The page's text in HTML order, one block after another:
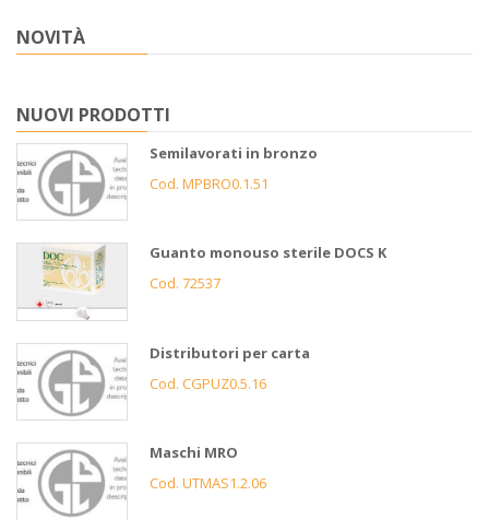
NOVITÀ
NUOVI PRODOTTI
Semilavorati in bronzo
Cod. MPBRO0.1.51
Guanto monouso sterile DOCS K
Cod. 72537
Distributori per carta
Cod. CGPUZ0.5.16
Maschi MRO
Cod. UTMAS1.2.06